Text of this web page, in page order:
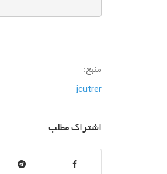
منبع:
jcutrer
اشتراک مطلب